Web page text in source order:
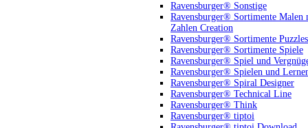
Ravensburger® Sonstige
Ravensburger® Sortimente Malen
Zahlen Creation
Ravensburger® Sortimente Puzzles
Ravensburger® Sortimente Spiele
Ravensburger® Spiel und
Ravensburger® Spielen und
Ravensburger® Spiral Designer
Ravensburger® Technical Line
Ravensburger® Think
Ravensburger® tiptoi